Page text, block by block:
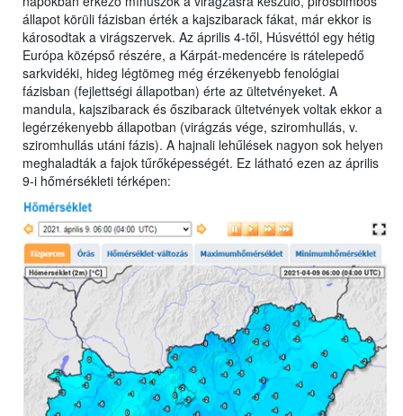
állapot körüli fázisban érték a kajszibarack fákat, már ekkor is
károsodtak a virágszervek. Az április 4-től, Húsvéttól egy hétig
Európa középső részére, a Kárpát-medencére is rátelepedő
sarkvidéki, hideg légtömeg még érzékenyebb fenológiai
fázisban (fejlettségi állapotban) érte az ültetvényeket. A
mandula, kajszibarack és őszibarack ültetvények voltak ekkor a
legérzékenyebb állapotban (virágzás vége, sziromhullás, v.
sziromhullás utáni fázis). A hajnali lehűlések nagyon sok helyen
meghaladták a fajok tűrőképességét. Ez látható ezen az április
9-i hőmérsékleti térképen: